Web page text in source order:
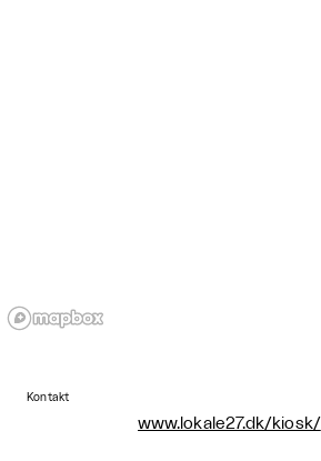
Kontakt
www.lokale27.dk/kiosk/